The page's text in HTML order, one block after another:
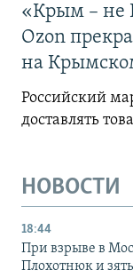
«Крым – не
Ozon
на
Российский
доставлять
НОВОСТИ
18:44
При взрыве в
Плохотнюк и